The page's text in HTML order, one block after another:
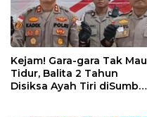
Kejam! Gara-gara Tak Mau
Tidur, Balita 2 Tahun
Disiksa Ayah Tiri diSumba